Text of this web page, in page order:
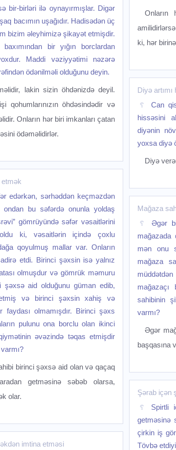
bir-birləri ilə oynayırmışlar. Digər
bacımın uşağıdır. Hadisədən üç
bizim əleyhimizə şikayət etmişdir.
bir yığın borclardan
Maddi vəziyyətimi nəzərə
ödənilməli olduğunu deyin.
lakin sizin öhdənizdə deyil.
qohumlarınızın öhdəsindədir və
Onların hər biri imkanları çatan
ödəməlidirlər.
edərkən, sərhəddən keçməzdən
bu səfərdə onunla yoldaş
gömrüyündə səfər vəsaitlərini
ki, vəsaitlərin içində çoxlu
qoyulmuş mallar var. Onların
etdi. Birinci şəxsin isə yalnız
olmuşdur və gömrük məmuru
şəxsə aid olduğunu güman edib,
və birinci şəxsin xahiş və
faydası olmamışdır. Birinci şəxs
pulunu ona borclu olan ikinci
əvəzində təqas etmişdir
birinci şəxsə aid olan və qaçaq
getməsinə səbəb olarsa,
olar.
imtina etməsi
Onların
ki, hər
Diyə
Can
hissəsini
diyənin
yoxsa diyə
Diyə
Mağaza
Əgər
mağazada
mən onu
mağaza
mağazaçı
sahibinin
varmı?
Əgər
başqasına
Şərab içən
Spirtli
getməsinə
çirkin iş
Tövbə